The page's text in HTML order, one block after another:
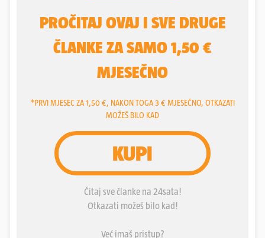
sakupljanje starih radioprijamnika, radio stanica,
muzičkih automata, televizora, kamera, kinoprojektora i
svih uređaja vezanih uz zvuk i sliku.